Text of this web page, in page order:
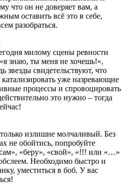
что он не доверяет вам, а
оставить всё это в себе,
разобраться.
милому сцены ревности
знаю, ты меня не хочешь!»,
звезды свидетельствуют, что
уже назревающие
процессы и спровоцировать
это нужно – тогда
излишне молчаливый. Без
не обойтись, попробуйте
«беру», «свой», «!!! или «…»
Необходимо быстро и
уместиться в боб. У вас